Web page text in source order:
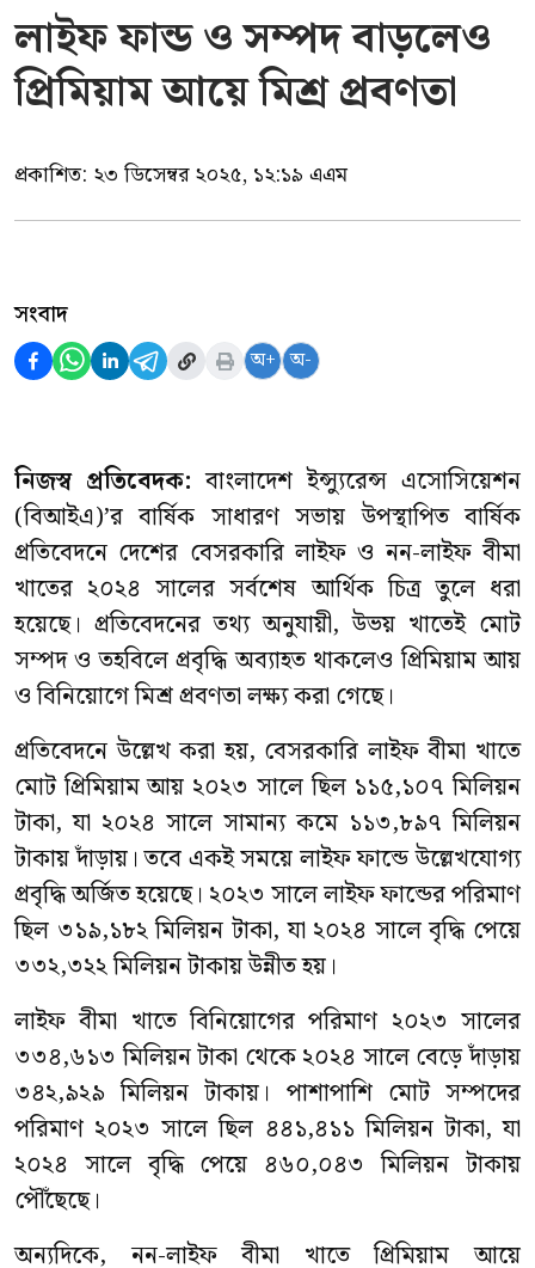
লাইফ ফান্ড ও সম্পদ বাড়লেও
প্রিমিয়াম আয়ে মিশ্র প্রবণতা
প্রকাশিত: ২৩ ডিসেম্বর ২০২৫, ১২:১৯ এএম
সংবাদ
অ+ অ-
নিজস্ব প্রতিবেদক: বাংলাদেশ ইন্স্যুরেন্স এসোসিয়েশন
(বিআইএ)’র বার্ষিক সাধারণ সভায় উপস্থাপিত বার্ষিক
প্রতিবেদনে দেশের বেসরকারি লাইফ ও নন-লাইফ বীমা
খাতের ২০২৪ সালের সর্বশেষ আর্থিক চিত্র তুলে ধরা
হয়েছে। প্রতিবেদনের তথ্য অনুযায়ী, উভয় খাতেই মোট
সম্পদ ও তহবিলে প্রবৃদ্ধি অব্যাহত থাকলেও প্রিমিয়াম আয়
ও বিনিয়োগে মিশ্র প্রবণতা লক্ষ্য করা গেছে।
প্রতিবেদনে উল্লেখ করা হয়, বেসরকারি লাইফ বীমা খাতে
মোট প্রিমিয়াম আয় ২০২৩ সালে ছিল ১১৫,১০৭ মিলিয়ন
টাকা, যা ২০২৪ সালে সামান্য কমে ১১৩,৮৯৭ মিলিয়ন
টাকায় দাঁড়ায়। তবে একই সময়ে লাইফ ফান্ডে উল্লেখযোগ্য
প্রবৃদ্ধি অর্জিত হয়েছে। ২০২৩ সালে লাইফ ফান্ডের পরিমাণ
ছিল ৩১৯,১৮২ মিলিয়ন টাকা, যা ২০২৪ সালে বৃদ্ধি পেয়ে
৩৩২,৩২২ মিলিয়ন টাকায় উন্নীত হয়।
লাইফ বীমা খাতে বিনিয়োগের পরিমাণ ২০২৩ সালের
৩৩৪,৬১৩ মিলিয়ন টাকা থেকে ২০২৪ সালে বেড়ে দাঁড়ায়
৩৪২,৯২৯ মিলিয়ন টাকায়। পাশাপাশি মোট সম্পদের
পরিমাণ ২০২৩ সালে ছিল ৪৪১,৪১১ মিলিয়ন টাকা, যা
২০২৪ সালে বৃদ্ধি পেয়ে ৪৬০,০৪৩ মিলিয়ন টাকায়
পৌঁছেছে।
অন্যদিকে, নন-লাইফ বীমা খাতে প্রিমিয়াম আয়ে